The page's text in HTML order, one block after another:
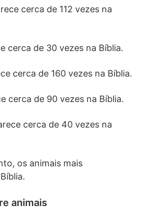
cerca de 112 vezes na
cerca de 30 vezes na Bíblia.
cerca de 160 vezes na Bíblia.
cerca de 90 vezes na Bíblia.
cerca de 40 vezes na
os animais mais
animais